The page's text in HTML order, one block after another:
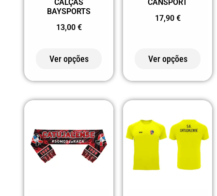
CALÇAS
BAYSPORTS
13,00 €
Ver opções
CANSPORT
17,90 €
Ver opções